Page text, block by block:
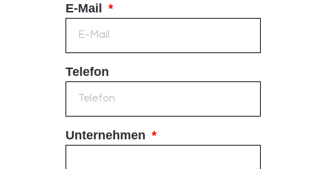
E-Mail
Telefon
Unternehmen